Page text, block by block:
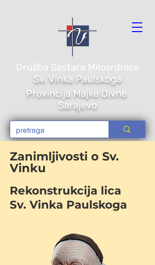
Družba Sestara Milosrdnica
Sv. Vinka Paulskoga
Provincija Majke Divne
Sarajevo
Zanimljivosti o Sv.
Vinku
Rekonstrukcija lica
Sv. Vinka Paulskoga